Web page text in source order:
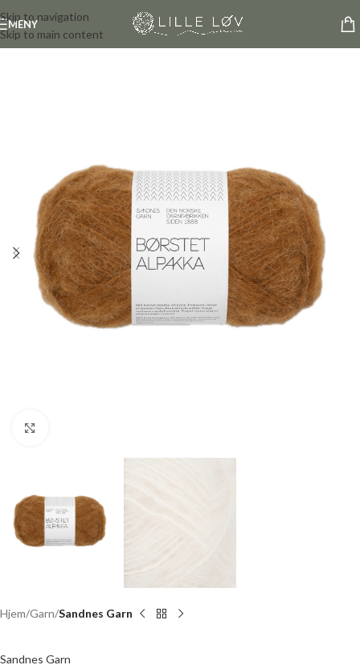
Skip to navigation
Skip to main content
MENY
Hjem Garn Sandnes Garn
Sandnes Garn